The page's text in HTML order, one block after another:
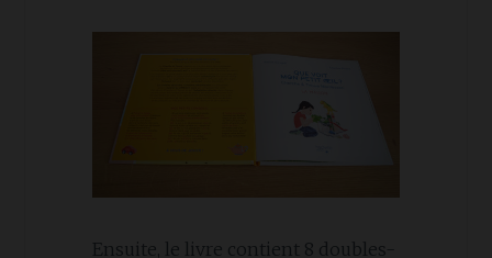
Ensuite, le livre contient 8 doubles-